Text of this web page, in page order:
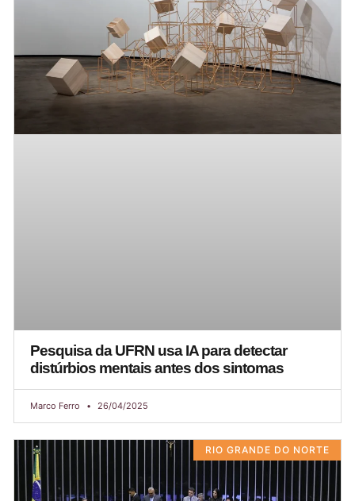
Pesquisa da UFRN usa IA para detectar
distúrbios mentais antes dos sintomas
Marco Ferro 26/04/2025
RIO GRANDE DO NORTE